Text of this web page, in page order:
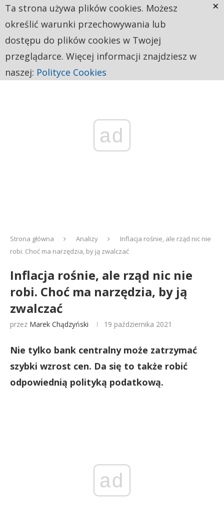
ad
Strona główna Analizy
Inflacja rośnie, ale rząd nic nie
robi. Choć ma narzędzia, by ją zwalczać
Inflacja rośnie, ale rząd nic nie
robi. Choć ma narzędzia, by ją
zwalczać
przez Marek Chądzyński 19 października 2021
Nie tylko bank centralny może zatrzymać
szybki wzrost cen. Da się to także robić
odpowiednią polityką podatkową.
ad
Ta strona używa plików cookies. Możesz
określić warunki przechowywania lub
dostępu do plików cookies w Twojej
przeglądarce. Więcej informacji znajdziesz w
naszej: Polityce Cookies
×